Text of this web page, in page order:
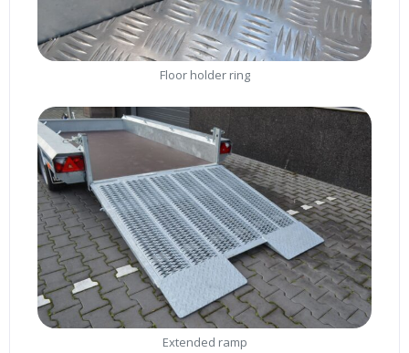
Floor holder ring
Extended ramp